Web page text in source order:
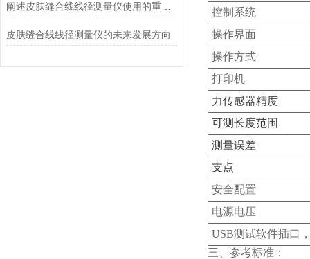
阐述皮肤缝合线线径测量仪使用的重要意义
皮肤缝合线线径测量仪的未来发展方向
控制系统
操作界面
操作方式
打印机
力传感器精度
可测长度范围
测量误差
支点
安全配置
电源电压
USB测试软件插口
三、 参考标准：